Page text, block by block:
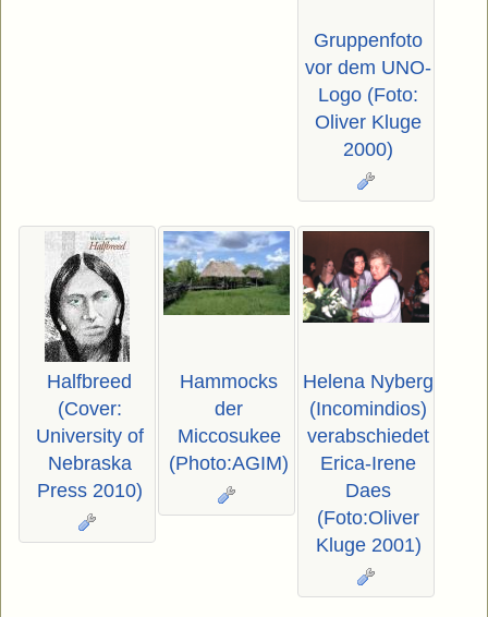
Gruppenfoto
vor dem UNO-
Logo (Foto:
Oliver Kluge
2000)
Halfbreed
(Cover:
University of
Nebraska
Press 2010)
Hammocks
der
Miccosukee
(Photo:AGIM)
Helena Nyberg
(Incomindios)
verabschiedet
Erica-Irene
Daes
(Foto:Oliver
Kluge 2001)